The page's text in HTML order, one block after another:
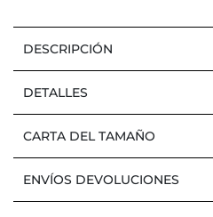
DESCRIPCIÓN
DETALLES
CARTA DEL TAMAÑO
ENVÍOS DEVOLUCIONES